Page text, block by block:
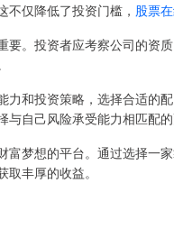
仅降低了投资门槛， 股票
要。投资者应考察公司的资
力和投资策略，选择合适的
自己风险承受能力相匹配的
富梦想的平台。通过选择一
丰厚的收益。